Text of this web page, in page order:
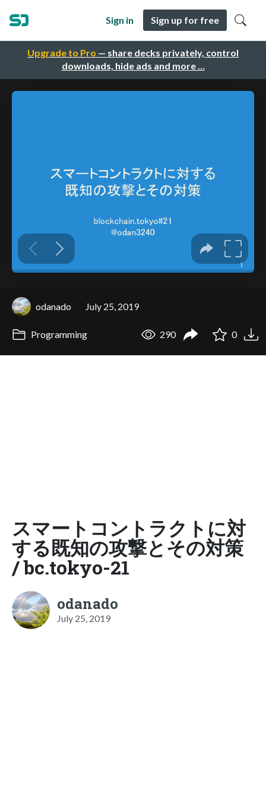
Upgrade to Pro — share decks privately, control
downloads, hide ads and more …
Sign in Sign up for free
odanado July 25, 2019
Programming 290 0
スマートコントラクトに対
する既知の攻撃とその対策
/ bc.tokyo-21
odanado
July 25, 2019